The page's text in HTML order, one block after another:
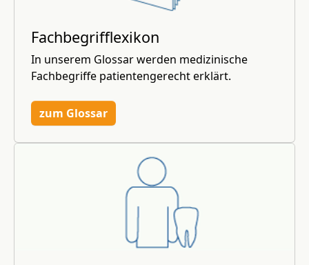
Fachbegrifflexikon
In unserem Glossar werden medizinische
Fachbegriffe patientengerecht erklärt.
zum Glossar